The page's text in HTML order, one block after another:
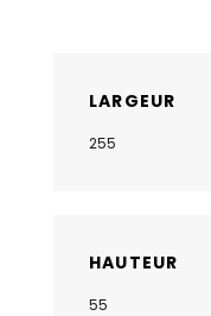
LARGEUR
255
HAUTEUR
55